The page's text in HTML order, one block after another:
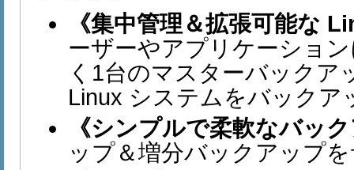
《集中管理＆拡張可能な
ーザーやアプリケーショ
く1台のマスターバックア
Linux システムをバックア
《シンプルで柔軟なバッ
ップ＆増分バックアップ